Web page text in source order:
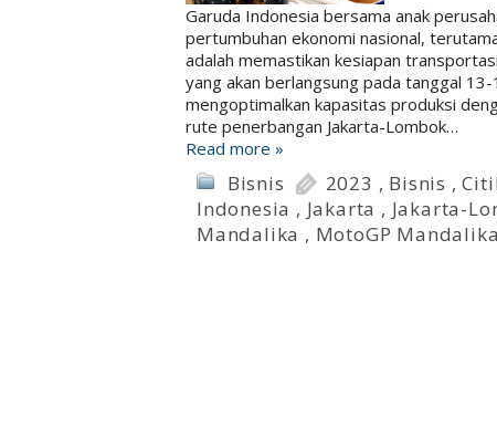
Garuda Indonesia bersama anak
pertumbuhan ekonomi nasional,
adalah memastikan kesiapan
yang akan berlangsung pada tanggal
mengoptimalkan kapasitas produksi
rute penerbangan Jakarta-Lombok…
Read more »
Bisnis 2023 , Bisnis ,
Indonesia , Jakarta , Jakarta-
Mandalika , MotoGP